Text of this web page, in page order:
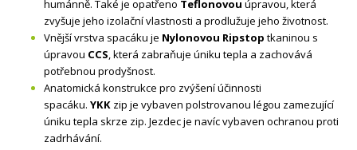
humánně. Také je opatřeno Teflonovou úpravou, která
zvyšuje jeho izolační vlastnosti a prodlužuje jeho životnost.
Vnější vrstva spacáku je Nylonovou Ripstop tkaninou s
úpravou CCS, která zabraňuje úniku tepla a zachovává
potřebnou prodyšnost.
Anatomická konstrukce pro zvýšení účinnosti
spacáku. YKK zip je vybaven polstrovanou légou zamezující
úniku tepla skrze zip. Jezdec je navíc vybaven ochranou proti
zadrhávání.